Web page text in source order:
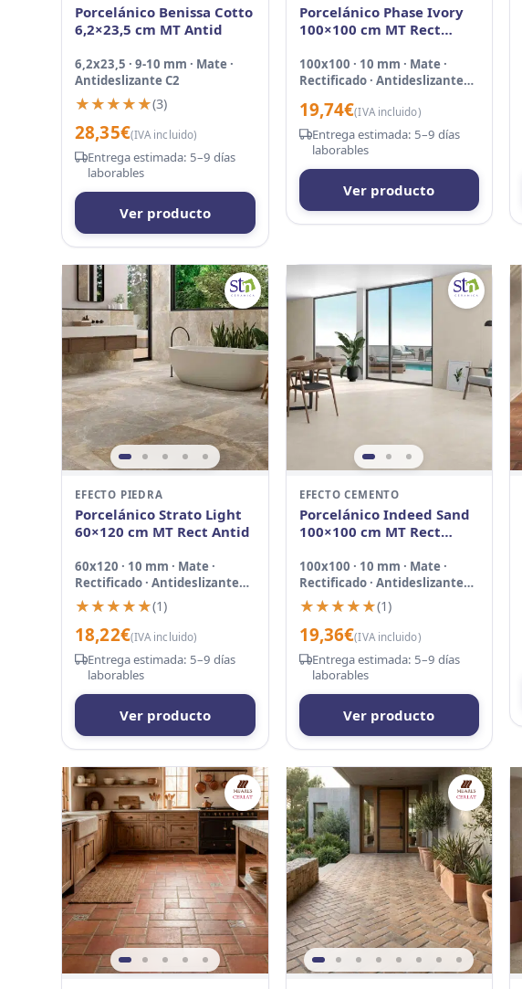
Porcelánico Benissa Cotto
6,2×23,5 cm MT Antid
6,2x23,5 · 9-10 mm · Mate ·
Antideslizante C2
★★★★★
★★★★★(3)
28,35€(IVA incluido)
Entrega estimada: 5–9 días
laborables
Ver producto
Porcelánico Phase Ivory
100×100 cm MT Rect
100x100 · 10 mm · Mate ·
Rectificado · Antideslizante
19,74€(IVA incluido)
Entrega estimada: 5–9 días
laborables
Ver producto
EFECTO PIEDRA
Porcelánico Strato Light
60×120 cm MT Rect Antid
60x120 · 10 mm · Mate ·
Rectificado · Antideslizante
C3
★★★★★
★★★★★(1)
18,22€(IVA incluido)
Entrega estimada: 5–9 días
laborables
Ver producto
EFECTO CEMENTO
Porcelánico Indeed Sand
100×100 cm MT Rect
100x100 · 10 mm · Mate ·
Rectificado · Antideslizante
C3 Suave
★★★★★
★★★★★(1)
19,36€(IVA incluido)
Entrega estimada: 5–9 días
laborables
Ver producto